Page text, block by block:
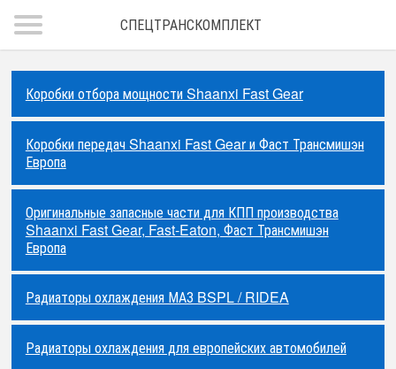
СПЕЦТРАНСКОМПЛЕКТ
Коробки отбора мощности Shaanxi Fast Gear
Коробки передач Shaanxi Fast Gear и Фаст Трансмишэн
Европа
Оригинальные запасные части для КПП производства
Shaanxi Fast Gear, Fast-Eaton, Фаст Трансмишэн
Европа
Радиаторы охлаждения МАЗ BSPL / RIDEA
Радиаторы охлаждения для европейских автомобилей